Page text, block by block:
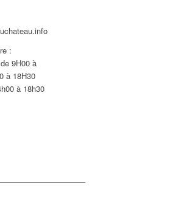
:
9H00 à
à 18H30
à 18h30